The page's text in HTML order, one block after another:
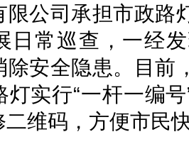
限公司承担市政路
日常巡查，一经
除安全隐患。目前
灯实行“一杆一编
二维码，方便市民